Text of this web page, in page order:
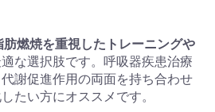
肪燃焼を重視したトレーニングや
な選択肢です。呼吸器疾患治療
謝促進作用の両面を持ち合わせ
たい方にオススメです。